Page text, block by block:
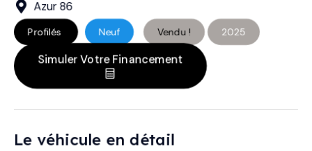
Azur 86
Profilés Neuf Vendu ! 2025
Simuler Votre Financement
Le véhicule en détail